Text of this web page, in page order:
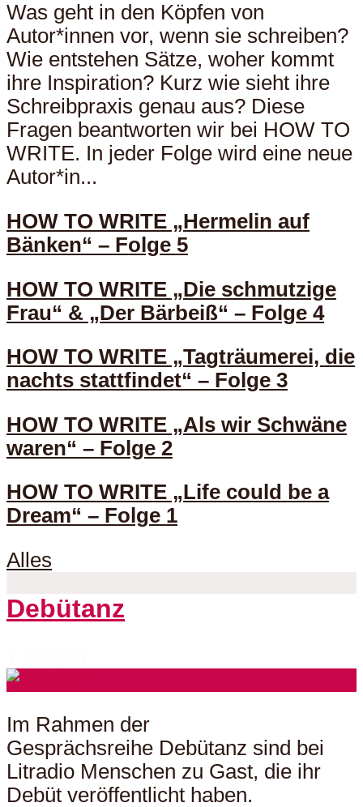
Was geht in den Köpfen von
Autor*innen vor, wenn sie schreiben?
Wie entstehen Sätze, woher kommt
ihre Inspiration? Kurz wie sieht ihre
Schreibpraxis genau aus? Diese
Fragen beantworten wir bei HOW TO
WRITE. In jeder Folge wird eine neue
Autor*in...
HOW TO WRITE „Hermelin auf
Bänken“ – Folge 5
HOW TO WRITE „Die schmutzige
Frau“ & „Der Bärbeiß“ – Folge 4
HOW TO WRITE „Tagträumerei, die
nachts stattfindet“ – Folge 3
HOW TO WRITE „Als wir Schwäne
waren“ – Folge 2
HOW TO WRITE „Life could be a
Dream“ – Folge 1
Alles
Debütanz
Im Rahmen der
Gesprächsreihe Debütanz sind bei
Litradio Menschen zu Gast, die ihr
Debüt veröffentlicht haben.